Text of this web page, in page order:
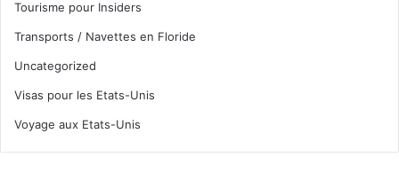
Tourisme pour Insiders
Transports / Navettes en Floride
Uncategorized
Visas pour les Etats-Unis
Voyage aux Etats-Unis